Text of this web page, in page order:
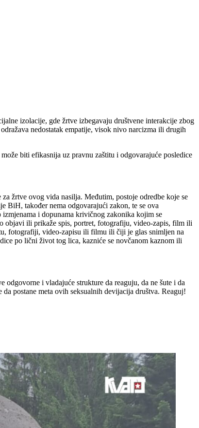
izolacije, gde žrtve izbegavaju društvene interakcije zbog
nedostatak empatije, visok nivo narcizma ili drugih
biti efikasnija uz pravnu zaštitu i odgovarajuće posledice
žrtve ovog vida nasilja. Međutim, postoje odredbe koje se
BiH, također nema odgovarajući zakon, te se ova
i dopunama krivičnog zakonika kojim se
objavi ili prikaže spis, portret, fotografiju, video-zapis, film ili
fotografiji, video-zapisu ili filmu ili čiji je glas snimljen na
po lični život tog lica, kazniće se novčanom kaznom ili
i vladajuće strukture da reaguju, da ne šute i da
postane meta ovih seksualnih devijacija društva. Reaguj!